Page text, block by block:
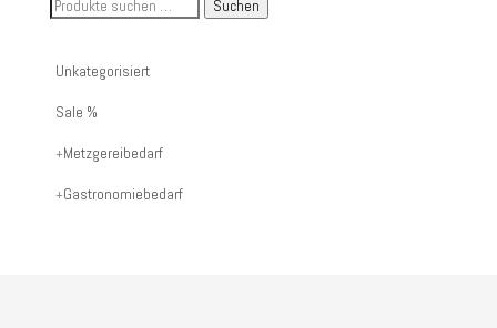
Artikelnummer
oder
Suchen
Unkategorisiert
Sale %
Metzgereibedarf
Gastronomiebedarf